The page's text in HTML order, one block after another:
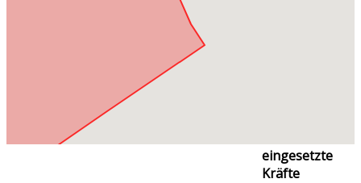
eingesetzte
Kräfte